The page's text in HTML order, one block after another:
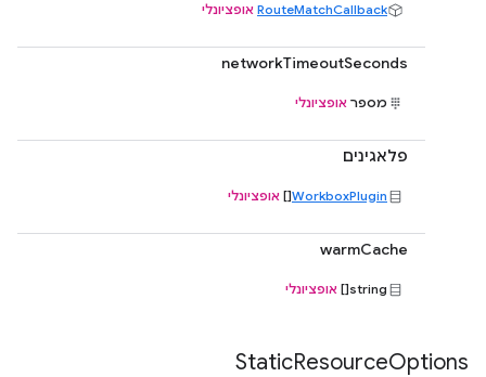
RouteMatchCallback אופציונלי
networkTimeoutSeconds
מספר אופציונלי
פלאגינים
WorkboxPlugin
[] אופציונלי
warmCache
string[] אופציונלי
StaticResourceOptions